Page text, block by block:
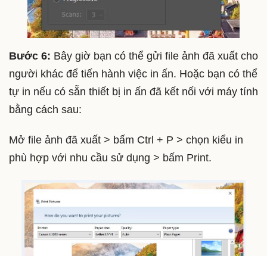
Bước 6: Bây giờ bạn có thể gửi file ảnh đã xuất cho
người khác để tiến hành việc in ấn. Hoặc bạn có thể
tự in nếu có sẵn thiết bị in ấn đã kết nối với máy tính
bằng cách sau:
Mở file ảnh đã xuất > bấm Ctrl + P > chọn kiểu in
phù hợp với nhu cầu sử dụng > bấm Print.